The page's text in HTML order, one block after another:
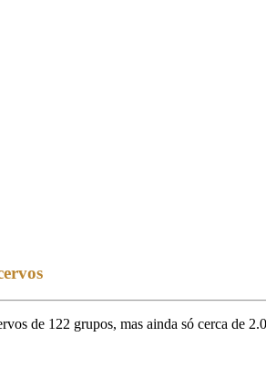
de 122 grupos, mas ainda só cerca de